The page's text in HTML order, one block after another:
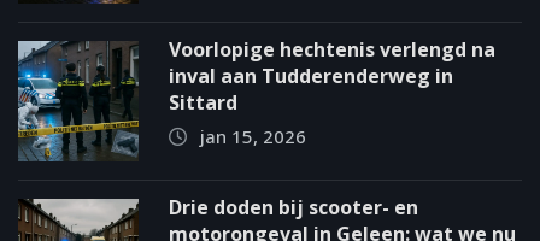
Voorlopige hechtenis verlengd na
inval aan Tudderenderweg in
Sittard
jan 15, 2026
Drie doden bij scooter- en
motorongeval in Geleen: wat we nu